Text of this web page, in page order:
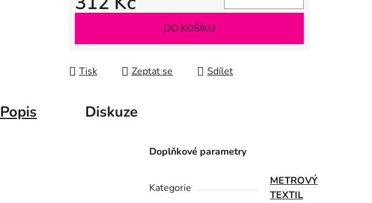
DO KOŠÍKU
Tisk Zeptat se Sdílet
Popis Diskuze
Doplňkové parametry
Kategorie
METROVÝ
TEXTIL